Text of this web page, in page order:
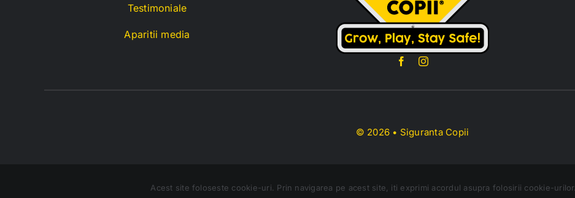
Testimoniale
Aparitii media
© 2026 • Siguranta Copii
Acest site foloseste cookie-uri. Prin navigarea pe acest site, iti exprimi acordul asupra folosirii cookie-urilor.